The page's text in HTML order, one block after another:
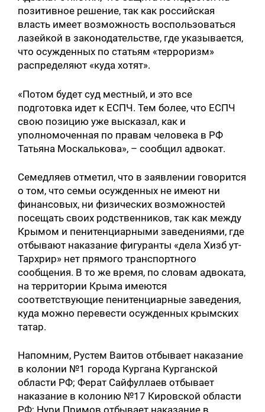
позитивное решение, так как российская
власть имеет возможность воспользоваться
лазейкой в законодательстве, где указывается,
что осужденных по статьям «терроризм»
распределяют «куда хотят».
«Потом будет суд местный, и это все
подготовка идет к ЕСПЧ. Тем более, что ЕСПЧ
свою позицию уже высказал, как и
уполномоченная по правам человека в РФ
Татьяна Москалькова», – сообщил адвокат.
Семедляев отметил, что в заявлении говорится
о том, что семьи осужденных не имеют ни
финансовых, ни физических возможностей
посещать своих родственников, так как между
Крымом и пенитенциарными заведениями, где
отбывают наказание фигуранты «дела Хизб ут-
Тархрир» нет прямого транспортного
сообщения. В то же время, по словам адвоката,
на территории Крыма имеются
соответствующие пенитенциарные заведения,
куда можно перевести осужденных крымских
татар.
Напомним, Рустем Ваитов отбывает наказание
в колонии №1 города Кургана Курганской
области РФ; Ферат Сайфуллаев отбывает
наказание в колонию №17 Кировской области
РФ; Нури Примов отбывает наказание в